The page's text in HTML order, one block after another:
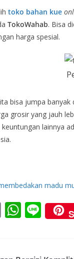
toko bahan kue
TokoWahab. Bisa
harga spesial.
bisa jumpa banyak
grosir yang jauh
lainnya
madu
E W Li
n